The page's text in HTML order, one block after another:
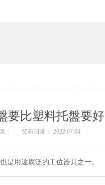
要比塑料托盤要好
： 發布日期： 2022.07.04
是用途廣泛的工位器具之一。